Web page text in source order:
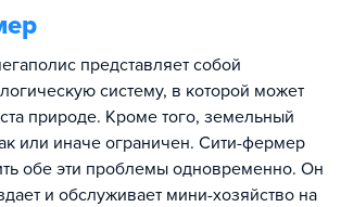
представляет собой
систему, в которой может
природе. Кроме того, земельный
или иначе ограничен. Сити-фермер
обе эти проблемы одновременно. Он
и обслуживает мини-хозяйство на